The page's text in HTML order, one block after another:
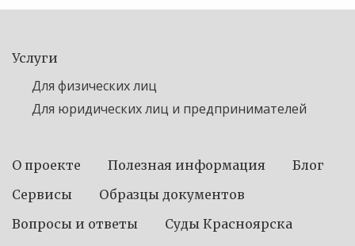
Услуги
Для физических лиц
Для юридических лиц и предпринимателей
О проекте Полезная информация
Блог
Сервисы
Образцы документов
Вопросы и ответы
Суды Красноярска